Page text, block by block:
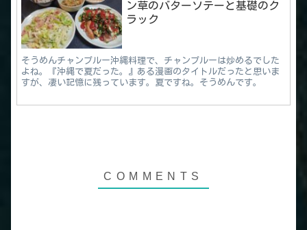
ン草のバターソテーと基礎のク
ラック
そうめんチャンプルー沖縄料理で、チャンプルーは炒めるでした
よね。『沖縄で夏だった。』ある漫画のタイトルだったと思いま
すが、凄い記憶に残っています。夏ですね。そうめんです。